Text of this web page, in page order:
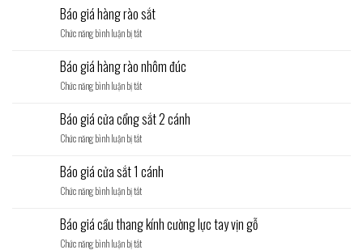
bảo
vệ
giếng
giá
làm
chân
nước
Báo giá hàng rào sắt
Chức năng bình luận bị tắtở
giá
hàng
rào
Báo giá hàng rào nhôm đúc
Chức năng bình luận bị tắtở
giá
hàng
rào
đúc
Báo giá cửa cổng sắt 2 cánh
Chức năng bình luận bị tắtở
giá
cửa
cổng
2
cánh
Báo giá cửa sắt 1 cánh
Chức năng bình luận bị tắtở
giá
cửa
sắt
Báo giá cầu thang kính cường lực tay vịn gỗ
Chức năng bình luận bị tắtở